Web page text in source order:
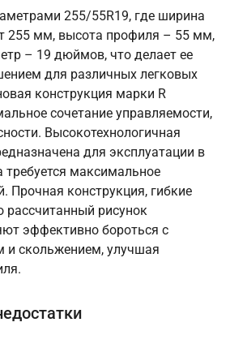
255/55R19, где ширина
255 мм, высота профиля – 55 мм,
– 19 дюймов, что делает ее
для различных легковых
конструкция марки R
сочетание управляемости,
Высокотехнологичная
для эксплуатации в
требуется максимальное
Прочная конструкция, гибкие
рассчитанный рисунок
эффективно бороться с
и скольжением, улучшая